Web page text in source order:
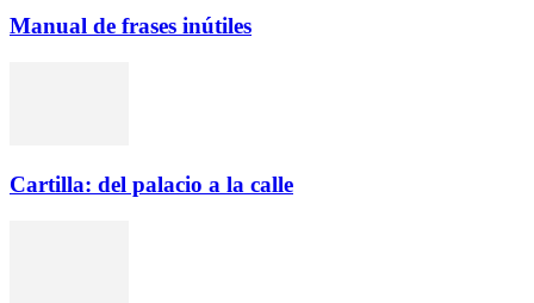
Manual de frases inútiles
Cartilla: del palacio a la calle